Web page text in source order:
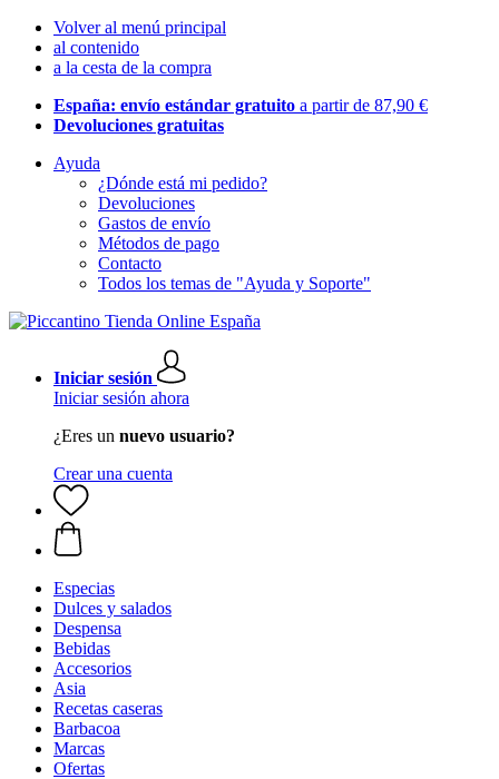
Volver al menú principal
al contenido
a la cesta de la compra
España: envío estándar gratuito a partir de 87,90 €
Devoluciones gratuitas
Ayuda
¿Dónde está mi pedido?
Devoluciones
Gastos de envío
Métodos de pago
Contacto
Todos los temas de "Ayuda y Soporte"
Iniciar sesión
Iniciar sesión ahora
¿Eres un nuevo usuario?
Crear una cuenta
Especias
Dulces y salados
Despensa
Bebidas
Accesorios
Asia
Recetas caseras
Barbacoa
Marcas
Ofertas